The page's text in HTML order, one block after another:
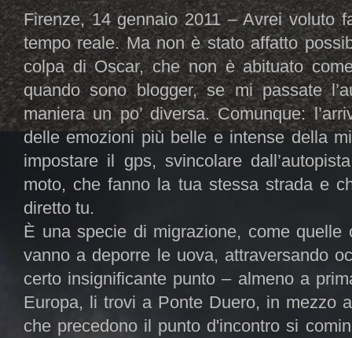
Firenze, 14 gennaio 2011 – Avrei voluto
tempo reale. Ma non è stato affatto
colpa di Oscar, che non è abituato
quando sono blogger, se mi passate
maniera un po’ diversa. Comunque:
delle emozioni più belle e intense della
impostare il gps, svincolare
moto, che fanno la tua stessa strada e
diretto tu.
È una specie di migrazione, come quelle
vanno a deporre le uova, attraversando
certo insignificante punto – almeno a
Europa, li trovi a Ponte Duero, in mezzo
che precedono il punto d'incontro si